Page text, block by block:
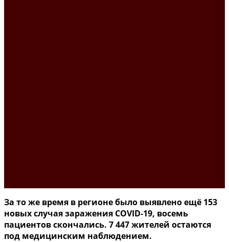
За то же время в регионе было выявлено ещё 153
новых случая заражения COVID-19, восемь
пациентов скончались. 7 447 жителей остаются
под медицинским наблюдением.